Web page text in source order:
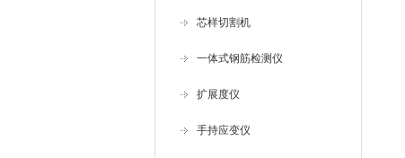
芯样切割机
一体式钢筋检测仪
扩展度仪
手持应变仪